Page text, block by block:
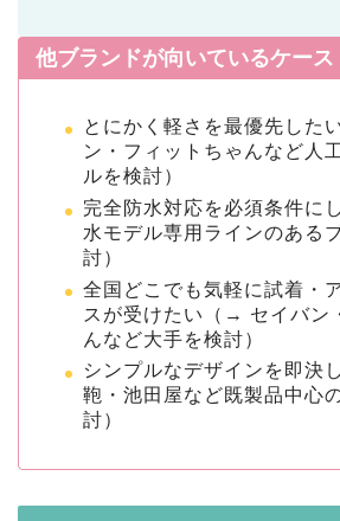
他ブランドが向いているケース
とにかく軽さを最優先した
ン・フィットちゃんなど人
ルを検討）
完全防水対応を必須条件に
水モデル専用ラインのある
討）
全国どこでも気軽に試着・
スが受けたい（→ セイバン
んなど大手を検討）
シンプルなデザインを即決
鞄・池田屋など既製品中心
討）